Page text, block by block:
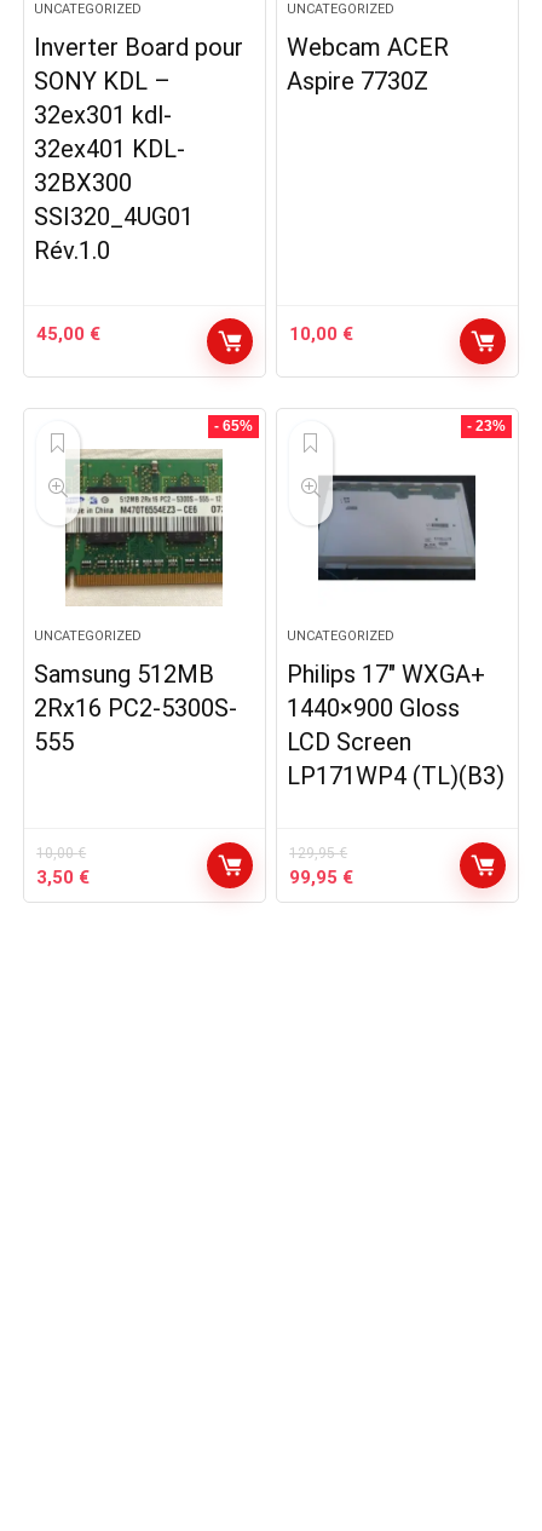
UNCATEGORIZED
Inverter Board pour
SONY KDL –
32ex301 kdl-
32ex401 KDL-
32BX300
SSI320_4UG01
Rév.1.0
45,00 €
UNCATEGORIZED
Webcam ACER
Aspire 7730Z
10,00 €
- 65%
UNCATEGORIZED
Samsung 512MB
2Rx16 PC2-5300S-
555
10,00€
Le
prix
3,50 €Le
prix
- 23%
UNCATEGORIZED
Philips 17″ WXGA+
1440×900 Gloss
LCD Screen
LP171WP4 (TL)(B3)
129,95€
Le
prix
99,95 €Le
prix